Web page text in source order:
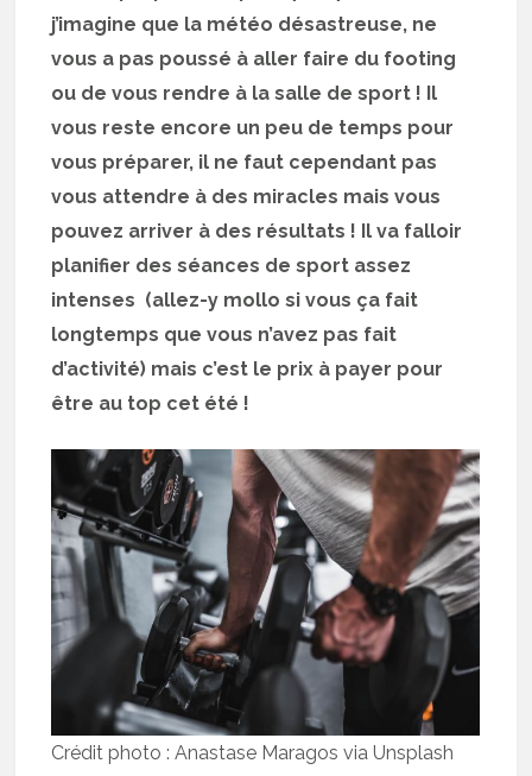
j’imagine que la météo désastreuse, ne
vous a pas poussé à aller faire du footing
ou de vous rendre à la salle de sport ! Il
vous reste encore un peu de temps pour
vous préparer, il ne faut cependant pas
vous attendre à des miracles mais vous
pouvez arriver à des résultats ! Il va falloir
planifier des séances de sport assez
intenses (allez-y mollo si vous ça fait
longtemps que vous n’avez pas fait
d’activité) mais c’est le prix à payer pour
être au top cet été !
Crédit photo : Anastase Maragos via Unsplash